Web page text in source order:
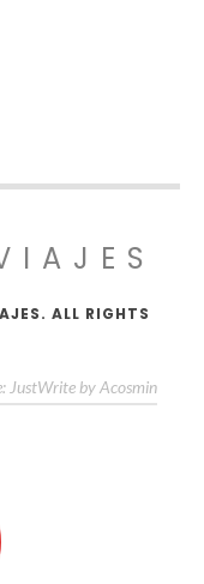
ALL RIGHTS
JustWrite by Acosmin